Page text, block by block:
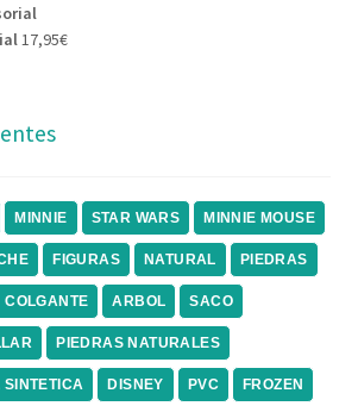
17,95€
MINNIE STAR WARS MINNIE MOUSE
FIGURAS NATURAL PIEDRAS
COLGANTE ARBOL SACO
PIEDRAS NATURALES
SINTETICA DISNEY PVC FROZEN